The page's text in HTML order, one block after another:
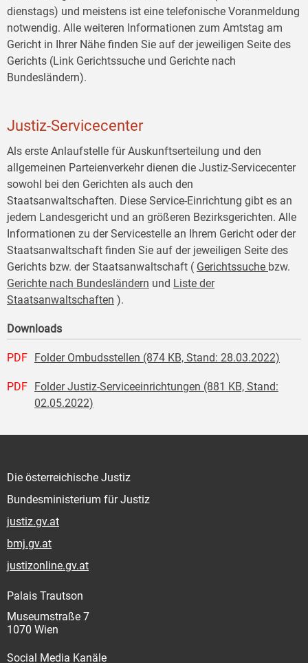
dienstags) und meistens ist eine telefonische Voranmeldung
notwendig. Alle weiteren Informationen zum Amtstag am
Gericht in Ihrer Nähe finden Sie auf der jeweiligen Seite des
Gerichts (Link Gerichtssuche und Gerichte nach
Bundesländern).
Justiz-Servicecenter
Als erste Anlaufstelle für Auskunftserteilung und den
allgemeinen Parteienverkehr dienen die Justiz-Servicecenter
sowohl bei den Gerichten als auch den
Staatsanwaltschaften. Diese Service-Einrichtung gibt es an
jedem Landesgericht und an größeren Bezirksgerichten. Alle
Informationen zu der Servicestelle an Ihrem Gericht oder der
Staatsanwaltschaft finden Sie auf der jeweiligen Seite des
Gerichts bzw. der Staatsanwaltschaft ( Gerichtssuche bzw.
Gerichte nach Bundesländern und Liste der
Staatsanwaltschaften ).
Downloads
PDF Folder Ombudsstellen (874 KB, Stand: 28.03.2022)
PDF Folder Justiz-Serviceeinrichtungen (881 KB, Stand:
02.05.2022)
Die österreichische Justiz
Bundesministerium für Justiz
justiz.gv.at
bmj.gv.at
justizonline.gv.at
Palais Trautson
Museumstraße 7
1070 Wien
Social Media Kanäle